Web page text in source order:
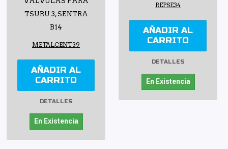
TSURU 3, SENTRA
B14
METALCENT39
AÑADIR AL
CARRITO
DETALLES
En Existencia
REPSE34
AÑADIR AL
CARRITO
DETALLES
En Existencia